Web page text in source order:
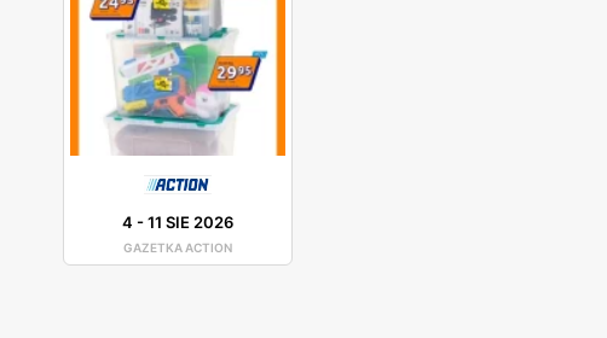
4 -11 SIE 2026
GAZETKA ACTION